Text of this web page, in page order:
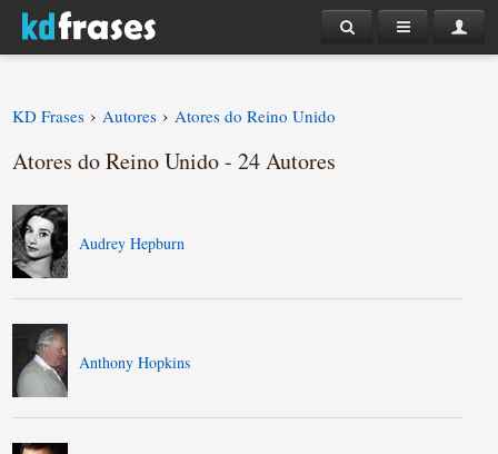
KD Frases › Autores › Atores do Reino Unido
Atores do Reino Unido - 24 Autores
Audrey Hepburn
Anthony Hopkins